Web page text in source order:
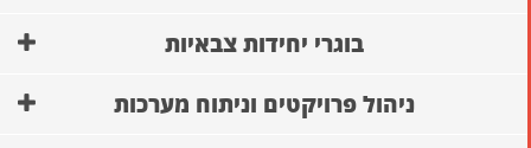
בוגרי יחידות צבאיות
ניהול פרויקטים וניתוח מערכות